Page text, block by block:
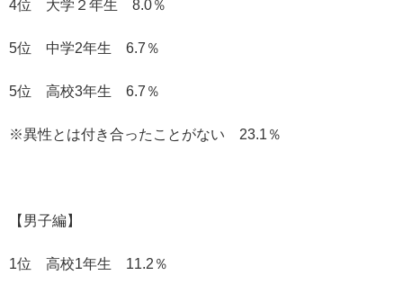
4位 大学２年生 8.0％
5位 中学2年生 6.7％
5位 高校3年生 6.7％
※異性とは付き合ったことがない 23.1％
【男子編】
1位 高校1年生 11.2％